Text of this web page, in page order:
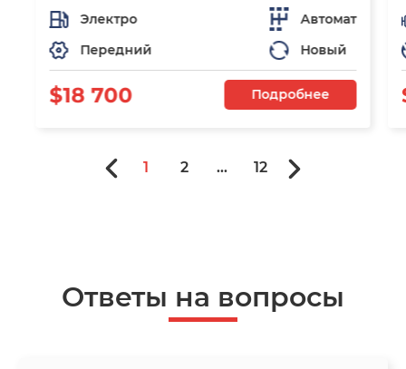
Электро
Автомат
Передний
Новый
$18 700 Подробнее
1 2 ... 12
Ответы на вопросы